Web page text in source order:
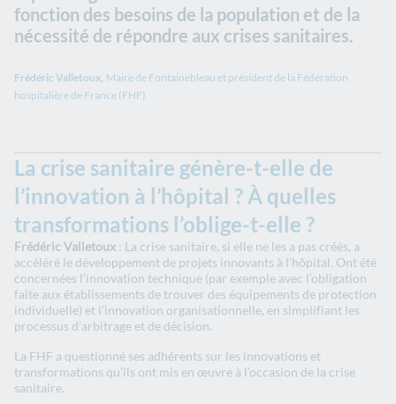
fonction des besoins de la population et de la
nécessité de répondre aux crises sanitaires.
Frédéric Valletoux, Maire de Fontainebleau et président de la Fédération
hospitalière de France (FHF)
La crise sanitaire génère-t-elle de
l’innovation à l’hôpital ? À quelles
transformations l’oblige-t-elle ?
Frédéric Valletoux : La crise sanitaire, si elle ne les a pas créés, a
accéléré le développement de projets innovants à l’hôpital. Ont été
concernées l’innovation technique (par exemple avec l’obligation
faite aux établissements de trouver des équipements de protection
individuelle) et l’innovation organisationnelle, en simplifiant les
processus d’arbitrage et de décision.
La FHF a questionné ses adhérents sur les innovations et
transformations qu’ils ont mis en œuvre à l’occasion de la crise
sanitaire.